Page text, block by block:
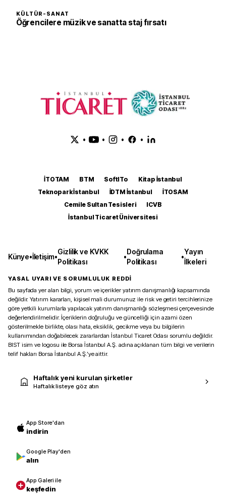
KÜLTÜR-SANAT
Öğrencilere müzik ve sanatta staj fırsatı
• • • •
İTOTAM BTM SoftITo
Kitap İstanbul
Teknopark İstanbul
İDTM İstanbul
İTOSAM
Cemile Sultan Tesisleri
ICVB
İstanbul Ticaret Üniversitesi
Künye•İletişim•
Gizlilik ve KVKK
Politikası
•
Doğrulama
Politikası
•
Yayın
İlkeleri
YASAL UYARI VE SORUMLULUK REDDİ
Bu sayfada yer alan bilgi, yorum ve içerikler yatırım danışmanlığı kapsamında
değildir. Yatırım kararları, kişisel mali durumunuz ile risk ve getiri tercihlerinize
göre yetkili kurumlarla yapılacak yatırım danışmanlığı sözleşmesi çerçevesinde
değerlendirilmelidir. İçeriklerin doğruluğu ve güncelliği için azami özen
gösterilmekle birlikte, olası hata, eksiklik, gecikme veya bu bilgilerin
kullanımından doğabilecek zararlardan İstanbul Ticaret Odası sorumlu değildir.
BIST isim ve logosu ile Borsa İstanbul A.Ş. adına açıklanan tüm bilgi ve verilerin
telif hakları Borsa İstanbul A.Ş.’ye aittir.
Haftalık yeni kurulan şirketler
Haftalık listeye göz atın
App Store'dan
indirin
Google Play'den
alın
App Galeri ile
keşfedin